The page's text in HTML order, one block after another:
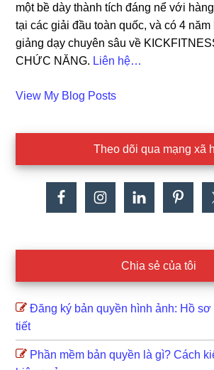
một bề dày thành tích đáng nể với
tại các giải đầu toàn quốc, và có 4
giảng dạy chuyên sâu về
CHỨC NĂNG. Liên hệ…
Cao
View My Blog Posts
Theo dõi qua mạng xã
Chia sẻ của tôi
Đăng ký bản quyền hình ảnh: Hồ sơ
tiết
Phần mềm bản quyền là gì? Cách